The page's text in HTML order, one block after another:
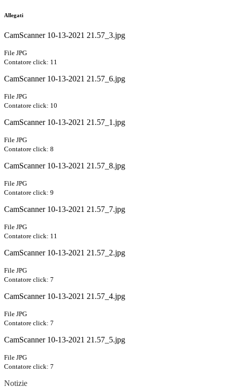
Allegati
CamScanner 10-13-2021 21.57_3.jpg
File JPG
Contatore click: 11
CamScanner 10-13-2021 21.57_6.jpg
File JPG
Contatore click: 10
CamScanner 10-13-2021 21.57_1.jpg
File JPG
Contatore click: 8
CamScanner 10-13-2021 21.57_8.jpg
File JPG
Contatore click: 9
CamScanner 10-13-2021 21.57_7.jpg
File JPG
Contatore click: 11
CamScanner 10-13-2021 21.57_2.jpg
File JPG
Contatore click: 7
CamScanner 10-13-2021 21.57_4.jpg
File JPG
Contatore click: 7
CamScanner 10-13-2021 21.57_5.jpg
File JPG
Contatore click: 7
Notizie